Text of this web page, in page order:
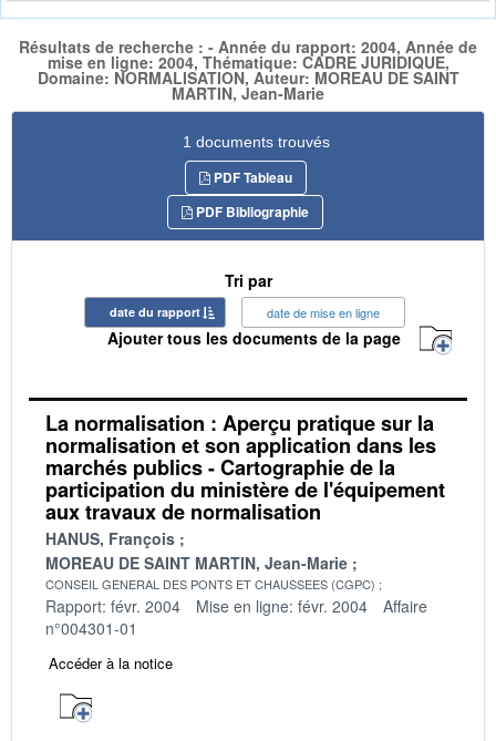
Résultats de recherche : - Année du rapport: 2004, Année de
mise en ligne: 2004, Thématique: CADRE JURIDIQUE,
Domaine: NORMALISATION, Auteur: MOREAU DE SAINT
MARTIN, Jean-Marie
1 documents trouvés
PDF Tableau
PDF Bibliographie
Tri par
date du rapport date de mise en ligne
Ajouter tous les documents de la page
La normalisation : Aperçu pratique sur la
normalisation et son application dans les
marchés publics - Cartographie de la
participation du ministère de l'équipement
aux travaux de normalisation
HANUS, François
MOREAU DE SAINT MARTIN, Jean-Marie
CONSEIL GENERAL DES PONTS ET CHAUSSEES (CGPC)
Rapport: févr. 2004 Mise en ligne: févr. 2004
Affaire
n°004301-01
Accéder à la notice